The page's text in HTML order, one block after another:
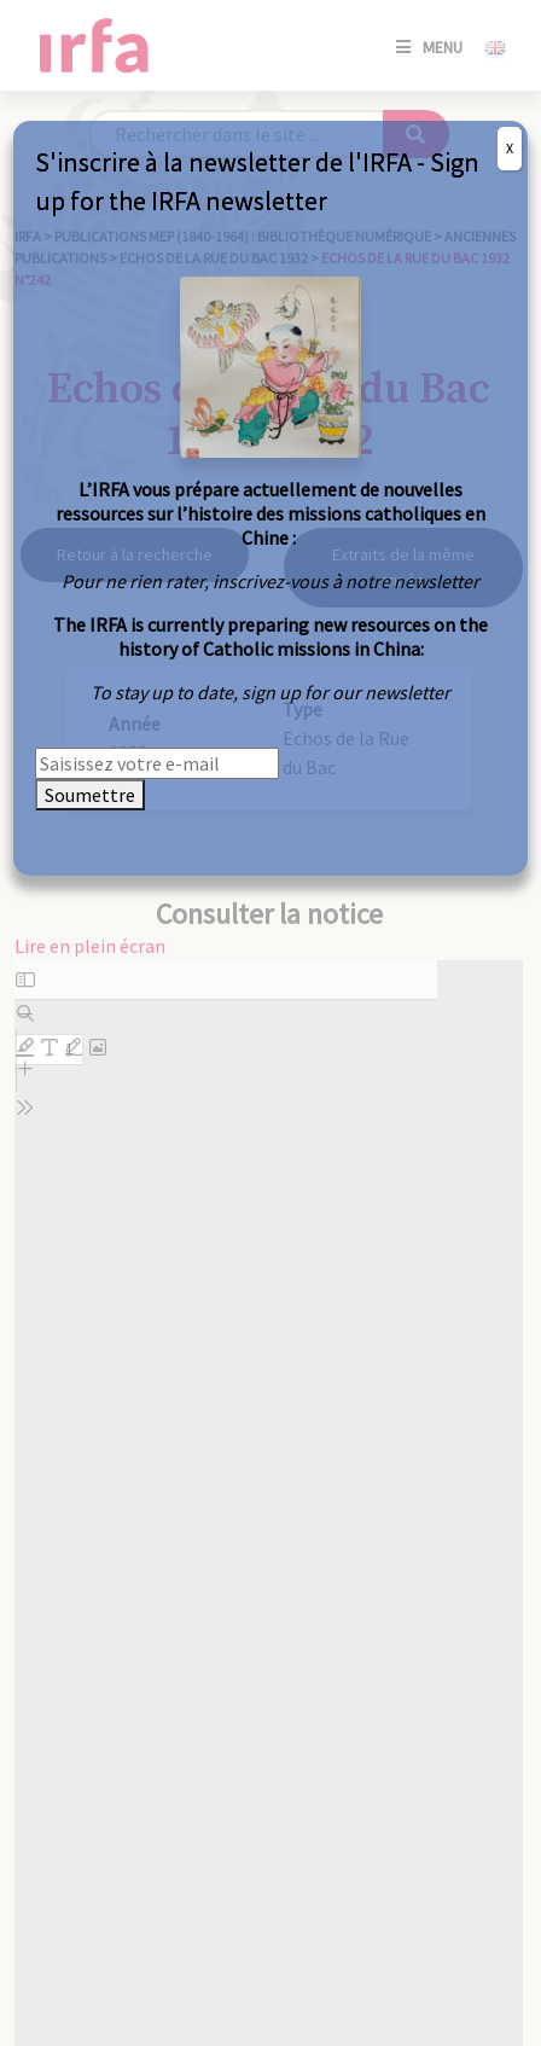
MENU
SE
/
IRFA > PUBLICATIONS MEP (1840-1964) : BIBLIOTHÈQUE NUMÉRIQUE > ANCIENNES
PUBLICATIONS > ECHOS DE LA RUE DU BAC 1932 > ECHOS DE LA RUE DU BAC 1932
N°242
Echos de la Rue du Bac
1932 n°242
Retour à la recherche
Extraits de la même
année
Année
1932
Type
Echos de la Rue
du Bac
Consulter la notice
Lire en plein écran
Aller
au
contenu
PDF
S'inscrire à la newsletter de l'IRFA - Sign
up for the IRFA newsletter
L’IRFA vous prépare actuellement de nouvelles
ressources sur l’histoire des missions catholiques en
Chine :
Pour ne rien rater, inscrivez-vous à notre newsletter
The IRFA is currently preparing new resources on the
history of Catholic missions in China:
To stay up to date, sign up for our newsletter
Soumettre
X